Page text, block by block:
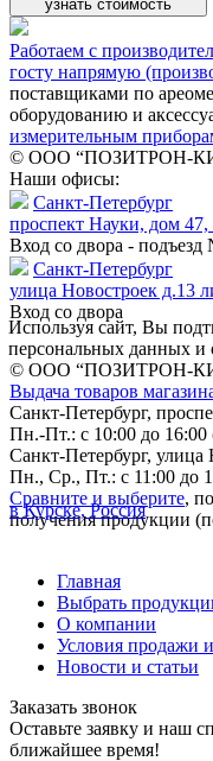
узнать стоимость
Работаем с
госту напрямую
поставщиками по
оборудованию и
измерительным
© ООО “ПОЗИТРОН-
Наши офисы:
Санкт-Петербург
проспект Науки, дом 47,
Вход со двора -
Санкт-Петербург
улица Новостроек д.13
Вход со двора
Используя сайт, Вы
персональных данных
© ООО “ПОЗИТРОН-
Выдача товаров
Санкт-Петербург,
Пн.-Пт.: с 10:00 до 16:00
Санкт-Петербург, улица
Пн., Ср., Пт.: с 11:00 до
Сравните и выберите,
получения продукции
в Курске, Россия
Главная
Выбрать
О компании
Условия продажи
Новости и статьи
Заказать звонок
Оставьте заявку и наш
ближайшее время!